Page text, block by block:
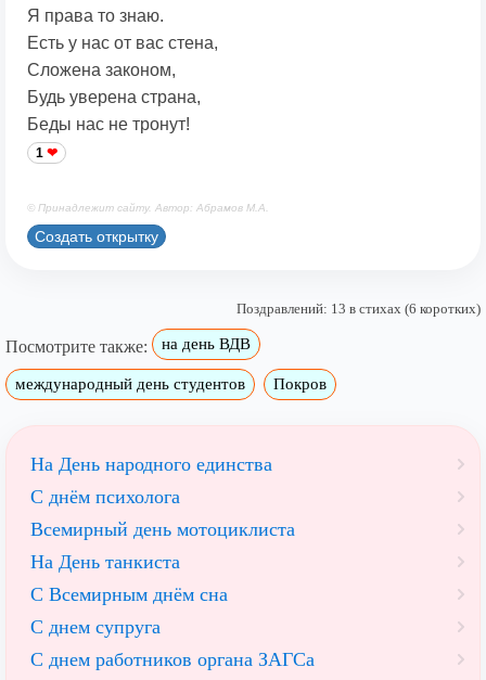
Я права то знаю.
Есть у нас от вас стена,
Сложена законом,
Будь уверена страна,
Беды нас не тронут!
1
© Принадлежит сайту. Автор: Абрамов М.А.
Создать открытку
Поздравлений: 13 в стихах (6 коротких)
Посмотрите также: на день ВДВ
международный день студентов Покров
На День народного единства
С днём психолога
Всемирный день мотоциклиста
На День танкиста
С Всемирным днём сна
С днем супруга
С днем работников органа ЗАГСа